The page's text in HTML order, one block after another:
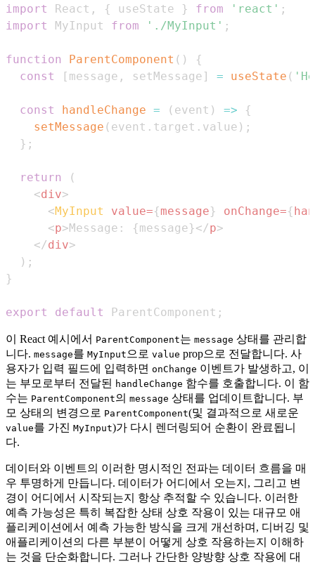
import
React , { useState } from 'react' ;
import
MyInput from './MyInput' ;
function ParentComponent ( )
{
const
[ message , setMessage ] = useState (
const handleChange = ( event ) =>
{
setMessage ( event . target . value ) ;
} ;
return
(
<div>
<MyInput value={message} onChange={
<p>Message: {message}</p>
</div>
) ;
}
export default ParentComponent ;
이 React 예시에서 ParentComponent는 message 상태를 관리합
니다. message를 MyInput으로 value prop으로 전달합니다. 사
용자가 입력 필드에 입력하면 onChange 이벤트가 발생하고, 이
는 부모로부터 전달된 handleChange 함수를 호출합니다. 이 함
수는 ParentComponent의 message 상태를 업데이트합니다. 부
모 상태의 변경으로 ParentComponent(및 결과적으로 새로운
value를 가진 MyInput)가 다시 렌더링되어 순환이 완료됩니
다.
데이터와 이벤트의 이러한 명시적인 전파는 데이터 흐름을 매
우 투명하게 만듭니다. 데이터가 어디에서 오는지, 그리고 변
경이 어디에서 시작되는지 항상 추적할 수 있습니다. 이러한
예측 가능성은 특히 복잡한 상태 상호 작용이 있는 대규모 애
플리케이션에서 예측 가능한 방식을 크게 개선하며, 디버깅 및
애플리케이션의 다른 부분이 어떻게 상호 작용하는지 이해하
는 것을 단순화합니다. 그러나 간단한 양방향 상호 작용에 대